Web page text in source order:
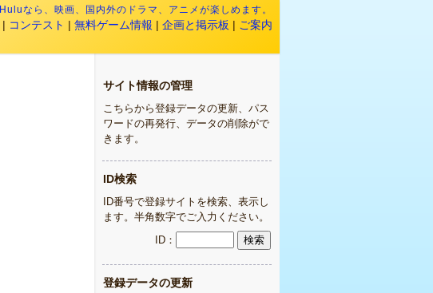
Huluなら、映画、国内外のドラマ、アニメが楽しめます。
| コンテスト | 無料ゲーム情報 | 企画と掲示板 | ご案内
サイト情報の管理
こちらから登録データの更新、パス
ワードの再発行、データの削除がで
きます。
ID検索
ID番号で登録サイトを検索、表示し
ます。半角数字でご入力ください。
ID：
登録データの更新